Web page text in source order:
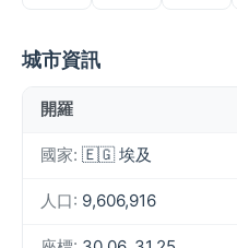
城市資訊
開羅
國家: 🇪🇬 埃及
人口: 9,606,916